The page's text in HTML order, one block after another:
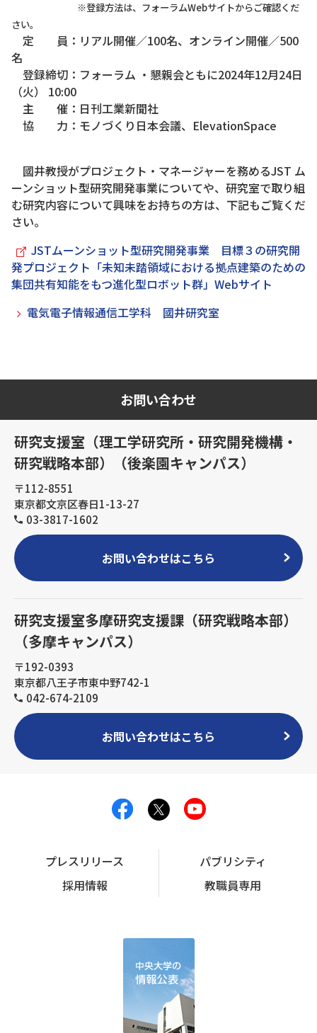
※登録方法は、フォーラムWebサイトからご確認くだ
さい。
定 員：リアル開催／100名、オンライン開催／500
名
登録締切：フォーラム ・懇親会ともに2024年12月24日
（火） 10:00
主 催：日刊工業新聞社
協 力：モノづくり日本会議、ElevationSpace
國井教授がプロジェクト・マネージャーを務めるJST ム
ーンショット型研究開発事業についてや、研究室で取り組
む研究内容について興味をお持ちの方は、下記もご覧くだ
さい。
JSTムーンショット型研究開発事業 目標３の研究開
発プロジェクト「未知未踏領域における拠点建築のための
集団共有知能をもつ進化型ロボット群」Webサイト
電気電子情報通信工学科 國井研究室
お問い合わせ
研究支援室（理工学研究所・研究開発機構・
研究戦略本部）（後楽園キャンパス）
〒112-8551
東京都文京区春日1-13-27
03-3817-1602
お問い合わせはこちら
研究支援室多摩研究支援課（研究戦略本部）
（多摩キャンパス）
〒192-0393
東京都八王子市東中野742-1
042-674-2109
お問い合わせはこちら
プレスリリース
パブリシティ
採用情報
教職員専用